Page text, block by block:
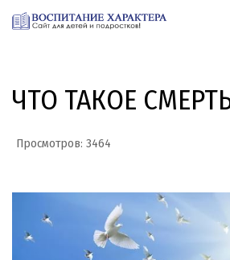
ЧТО ТАКОЕ
Просмотров: 3464